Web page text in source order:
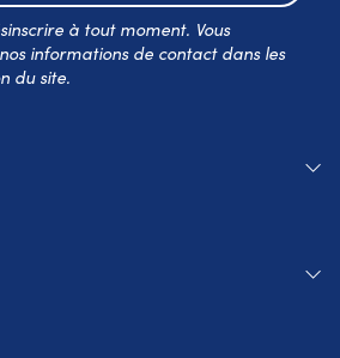
à tout moment. Vous
informations de contact dans les
du site.